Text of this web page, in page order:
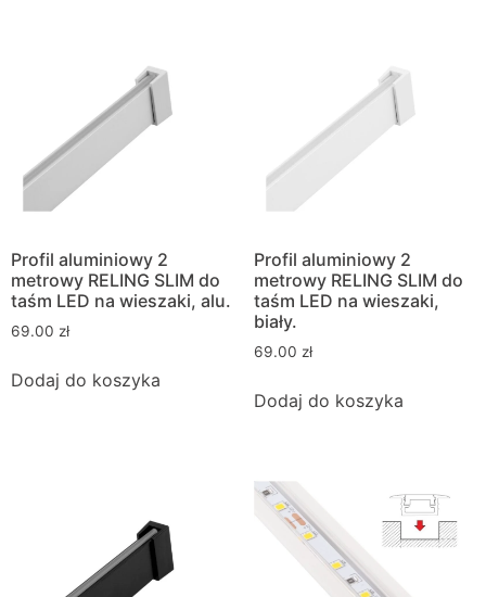
Profil aluminiowy 2
metrowy RELING SLIM do
taśm LED na wieszaki, alu.
69.00 zł
Dodaj do koszyka
Profil aluminiowy 2
metrowy RELING SLIM do
taśm LED na wieszaki,
biały.
69.00 zł
Dodaj do koszyka